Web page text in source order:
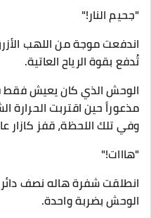
"جحيم النار!"
اندفعت موجة من اللهب
تُدفع بقوة الرياح العاتية.
الوحش الذي كان يعيش فقط
مذعوراً حين اقتربت الحرارة
وفي تلك اللحظة، قفز كازار
"هااات!"
انطلقت شفرة هاله نصف
الوحش بضربة واحدة.